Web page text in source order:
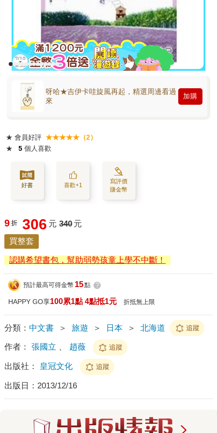
呀哈★吉伊卡哇旋風再起，精選周邊看過
來
加購
★ 會員好評 ★★★★★（2）
★
5 個人喜歡
好書 喜歡+1
寫評價
賺金幣
9 折 306 元 340 元
買整套
認購希望書包，幫助弱勢孩童上學不中斷！
預計最高可得金幣 15點 ?
HAPPY GO享100累1點 4點抵1元 折抵無上限
分類： 中文書 ＞ 旅遊 ＞ 日本 ＞ 北海道 追蹤
作者： 張國立 、 趙薇 追蹤
出版社： 皇冠文化 追蹤
出版日： 2013/12/16